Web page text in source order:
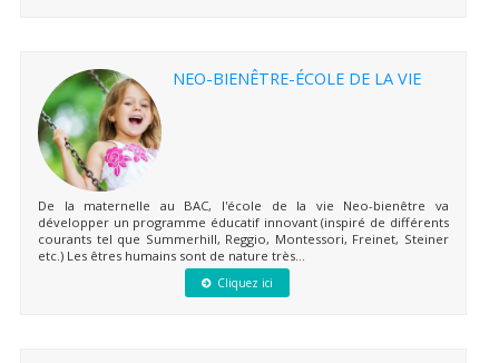
NEO-BIENÊTRE-ÉCOLE DE LA VIE
De la maternelle au BAC, l'école de la vie Neo-bienêtre va
développer un programme éducatif innovant (inspiré de différents
courants tel que Summerhill, Reggio, Montessori, Freinet, Steiner
etc.) Les êtres humains sont de nature très...
Cliquez ici